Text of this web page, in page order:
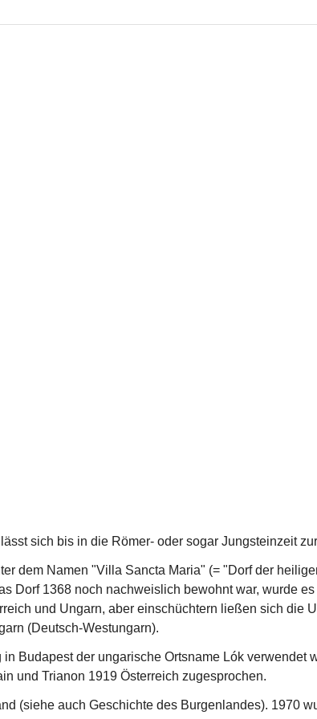
sich bis in die Römer- oder sogar Jungsteinzeit
dem Namen "Villa Sancta Maria" (= "Dorf der
Dorf 1368 noch nachweislich bewohnt war, wurde
und Ungarn, aber einschüchtern ließen sich die
(Deutsch-Westungarn).
Budapest der ungarische Ortsname Lók verwendet
und Trianon 1919 Österreich zugesprochen.
(siehe auch Geschichte des Burgenlandes). 1970